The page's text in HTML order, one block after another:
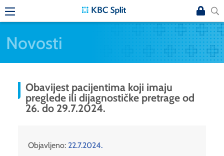
Novosti
Obavijest pacijentima koji imaju
preglede ili dijagnostičke pretrage od
26. do 29.7.2024.
Objavljeno: 22.7.2024.